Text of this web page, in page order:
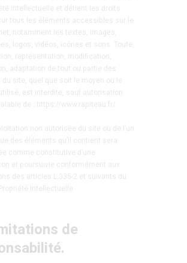
intellectuelle et détient les droits
tous les éléments accessibles sur le
notamment les textes, images,
logos, vidéos, icônes et sons. Toute
représentation, modification,
adaptation de tout ou partie des
site, quel que soit le moyen ou le
est interdite, sauf autorisation
de : https://www.rapiteau.fr/.
non autorisée du site ou de l’un
des éléments qu’il contient sera
comme constitutive d’une
et poursuivie conformément aux
des articles L.335-2 et suivants du
Intellectuelle.
de